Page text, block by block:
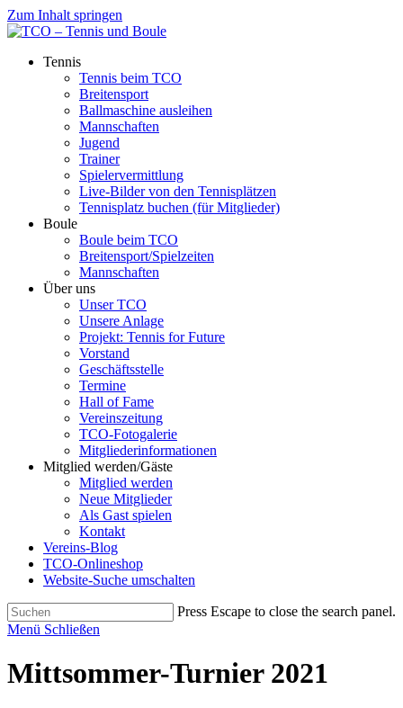
Zum Inhalt springen
Tennis
Tennis beim TCO
Breitensport
Ballmaschine ausleihen
Mannschaften
Jugend
Trainer
Spielervermittlung
Live-Bilder von den Tennisplätzen
Tennisplatz buchen (für Mitglieder)
Boule
Boule beim TCO
Breitensport/Spielzeiten
Mannschaften
Über uns
Unser TCO
Unsere Anlage
Projekt: Tennis for Future
Vorstand
Geschäftsstelle
Termine
Hall of Fame
Vereinszeitung
TCO-Fotogalerie
Mitgliederinformationen
Mitglied werden/Gäste
Mitglied werden
Neue Mitglieder
Als Gast spielen
Kontakt
Vereins-Blog
TCO-Onlineshop
Website-Suche umschalten
Press Escape to close the search panel.
Menü Schließen
Mittsommer-Turnier 2021